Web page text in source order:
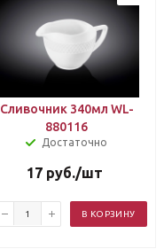
Сливочник 340мл WL-
880116
Достаточно
17 руб./шт
В КОРЗИНУ